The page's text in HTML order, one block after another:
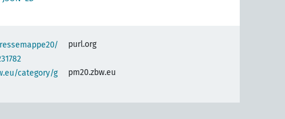
purl.org
category/g
pm20.zbw.eu